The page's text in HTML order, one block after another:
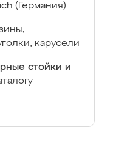
(Германия)
карусели
стойки и